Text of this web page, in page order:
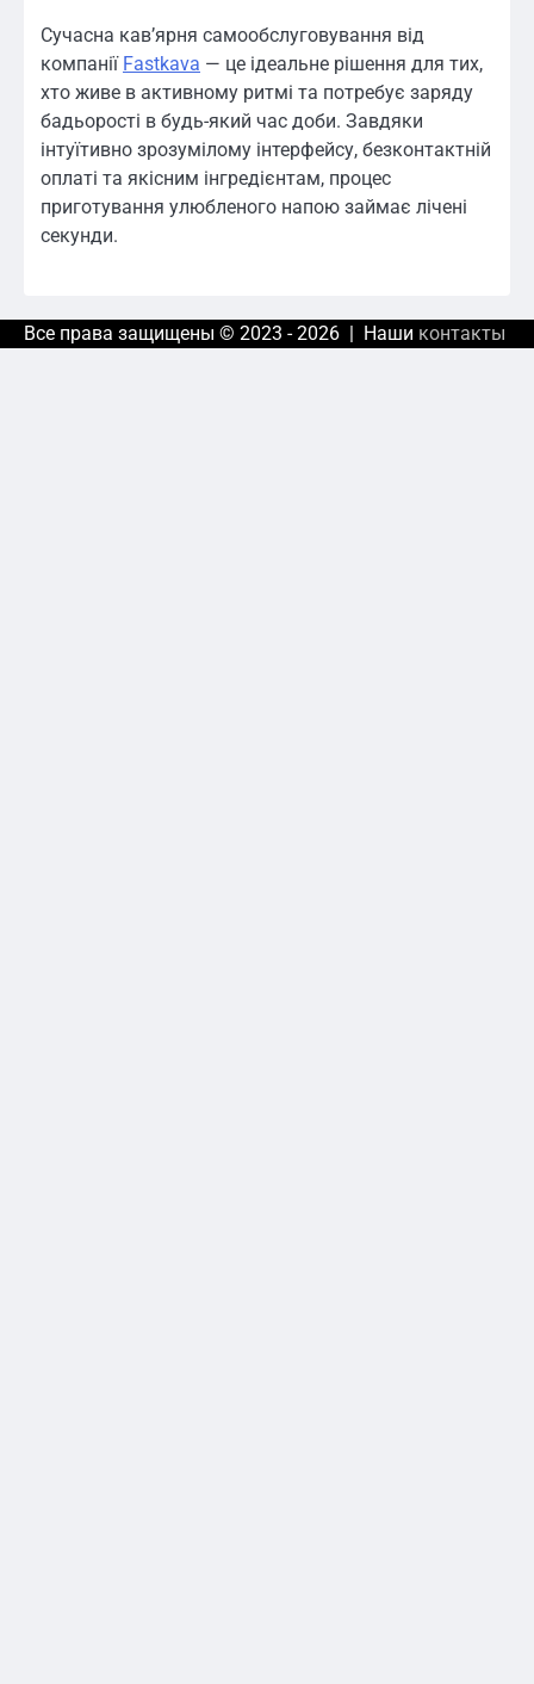
Сучасна кав’ярня самообслуговування від
компанії Fastkava — це ідеальне рішення для тих,
хто живе в активному ритмі та потребує заряду
бадьорості в будь-який час доби. Завдяки
інтуїтивно зрозумілому інтерфейсу, безконтактній
оплаті та якісним інгредієнтам, процес
приготування улюбленого напою займає лічені
секунди.
Все права защищены © 2023 - 2026 | Наши контакты